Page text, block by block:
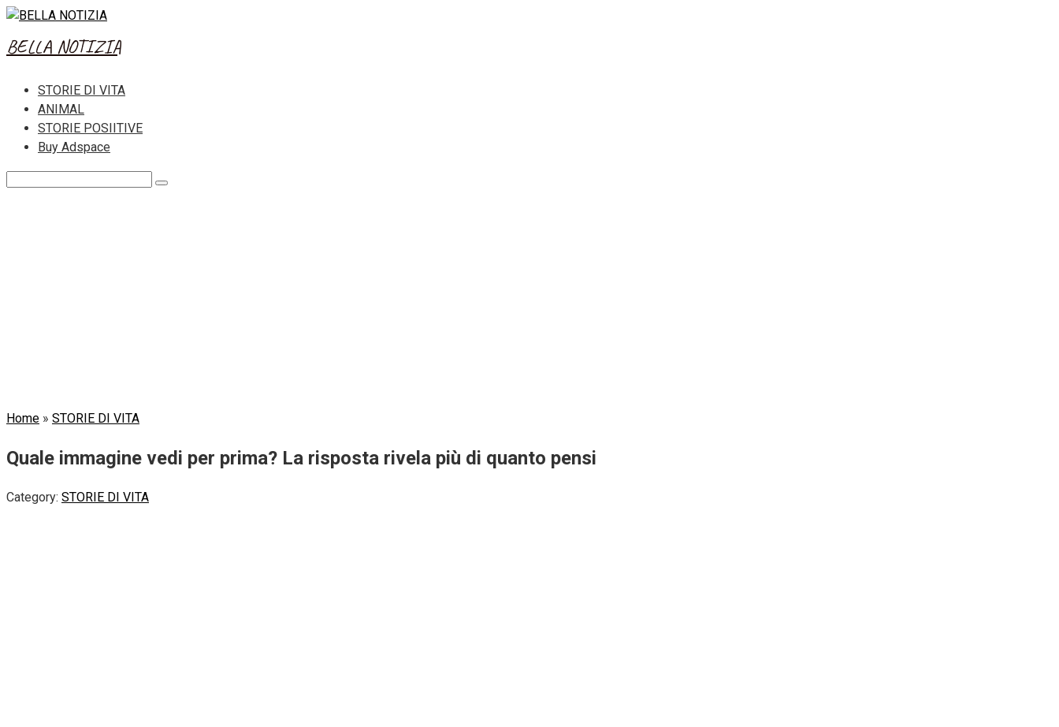
Skip
content
BELLA NOTIZIA
STORIE DI VITA
ANIMAL
STORIE POSIITIVE
Buy Adspace
Home » STORIE DI VITA
Quale immagine vedi per prima? La risposta rivela più di quanto pensi
Category: STORIE DI VITA